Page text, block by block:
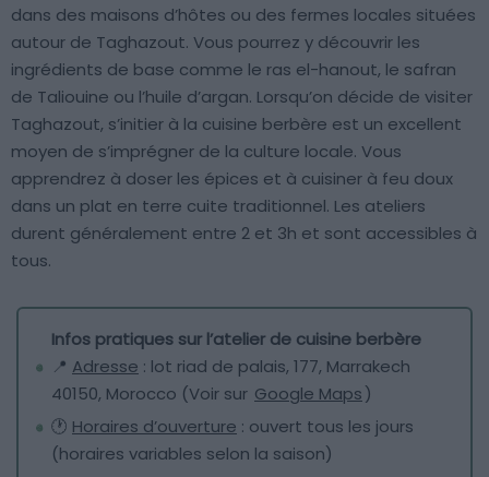
dans des maisons d’hôtes ou des fermes locales situées
autour de Taghazout. Vous pourrez y découvrir les
ingrédients de base comme le ras el-hanout, le safran
de Taliouine ou l’huile d’argan. Lorsqu’on décide de visiter
Taghazout, s’initier à la cuisine berbère est un excellent
moyen de s’imprégner de la culture locale. Vous
apprendrez à doser les épices et à cuisiner à feu doux
dans un plat en terre cuite traditionnel. Les ateliers
durent généralement entre 2 et 3h et sont accessibles à
tous.
Infos pratiques sur l’atelier de cuisine berbère
📍 Adresse : lot riad de palais, 177, Marrakech
40150, Morocco (Voir sur Google Maps)
🕐 Horaires d’ouverture : ouvert tous les jours
(horaires variables selon la saison)